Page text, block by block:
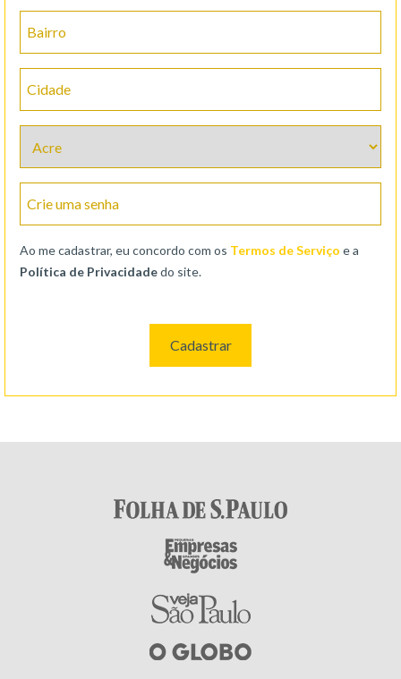
Bairro
Cidade
Crie uma senha
Ao me cadastrar, eu concordo com os Termos de Serviço e a
Política de Privacidadedo site.
Cadastrar